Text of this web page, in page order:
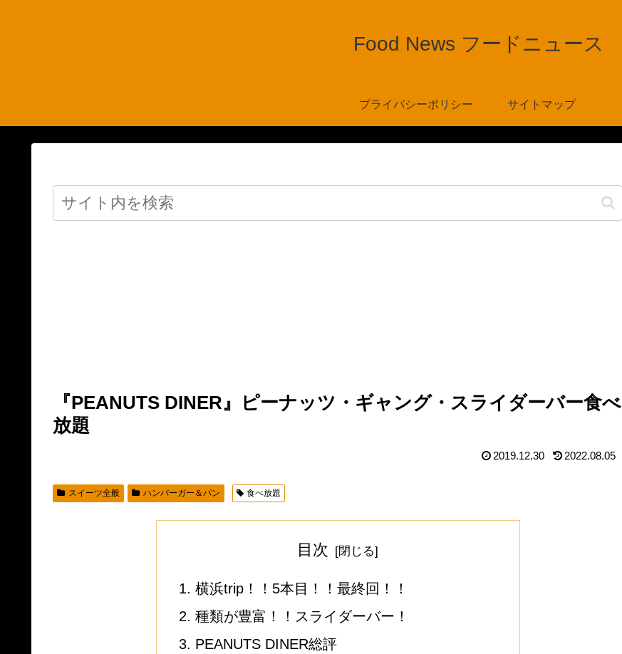
Food News フードニュース
プライバシーポリシー サイトマップ
『PEANUTS DINER』ピーナッツ・ギャング・スライダーバー食べ
放題
2019.12.30 2022.08.05
スイーツ全般 ハンバーガー＆パン 食べ放題
目次
横浜trip！！5本目！！最終回！！
種類が豊富！！スライダーバー！
PEANUTS DINER総評